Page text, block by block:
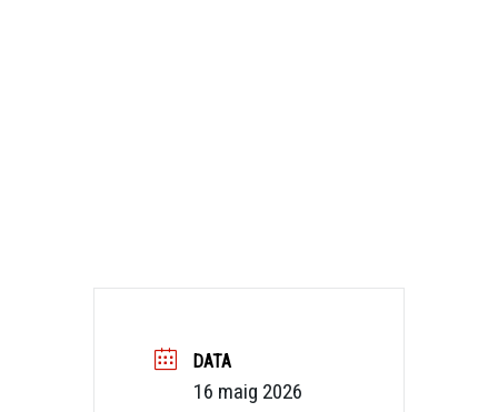
DATA
16 maig 2026